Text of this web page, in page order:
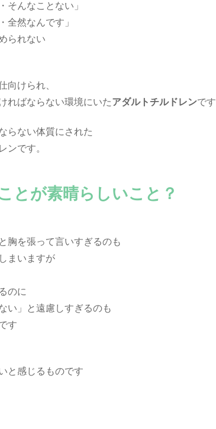
そんなことない」
全然なんです」
られない
向けられ、
ればならない環境にいたアダルトチルドレンです
らない体質にされた
ンです。
とが素晴らしいこと？
胸を張って言いすぎるのも
まいますが
のに
い」と遠慮しすぎるのも
す
と感じるものです